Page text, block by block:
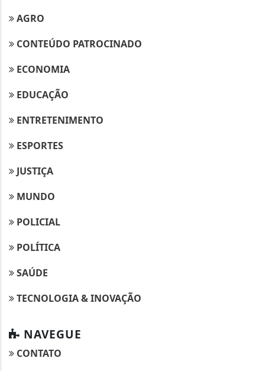
AGRO
CONTEÚDO PATROCINADO
ECONOMIA
EDUCAÇÃO
ENTRETENIMENTO
ESPORTES
JUSTIÇA
MUNDO
POLICIAL
POLÍTICA
SAÚDE
TECNOLOGIA & INOVAÇÃO
NAVEGUE
CONTATO